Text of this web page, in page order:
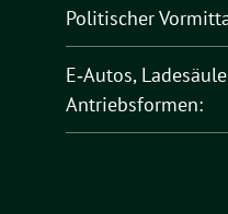
Politischer
E‑Autos,
Antriebsformen: